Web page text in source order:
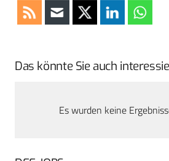
Das könnte Sie auch
Es wurden keine